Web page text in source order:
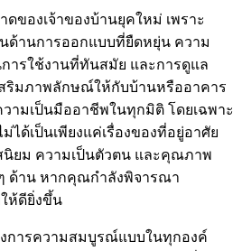
ของเจ้าของบ้านยุคใหม่ เพราะ
ด้านการออกแบบที่ยืดหยุ่น ความ
ารใช้งานที่ทันสมัย และการดูแล
สริมภาพลักษณ์ให้กับบ้านหรืออาคาร
ามเป็นมืออาชีพในทุกมิติ โดยเฉพาะ
ด้เป็นเพียงแค่เรื่องของที่อยู่อาศัย
นิยม ความเป็นตัวตน และคุณภาพ
ด้าน หากคุณกำลังพิจารณา
ห้ดียิ่งขึ้น
การความสมบูรณ์แบบในทุกองค์